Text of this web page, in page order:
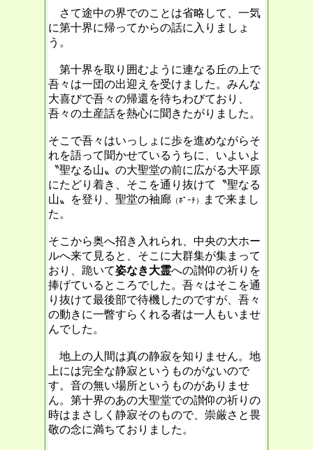
さて途中の界でのことは省略して、一気
に第十界に帰ってからの話に入りましょ
う。
第十界を取り囲むように連なる丘の上で
吾々は一団の出迎えを受けました。みんな
大喜びで吾々の帰還を待ちわびており、
吾々の土産話を熱心に聞きたがりました。
そこで吾々はいっしょに歩を進めながらそ
れを語って聞かせているうちに、いよいよ
〝聖なる山〟の大聖堂の前に広がる大平原
にたどり着き、そこを通り抜けて〝聖なる
山〟を登り、聖堂の袖廊 （ﾎﾟｰﾁ）
まで来まし
た。
そこから奥へ招き入れられ、中央の大ホー
ルへ来て見ると、そこに大群集が集まって
おり、跪いて姿なき大霊への讃仰の祈りを
捧げているところでした。吾々はそこを通
り抜けて最後部で待機したのですが、吾々
の動きに一瞥すらくれる者は一人もいませ
んでした。
地上の人間は真の静寂を知りません。地
上には完全な静寂というものがないので
す。音の無い場所というものがありませ
ん。第十界のあの大聖堂での讃仰の祈りの
時はまさしく静寂そのもので、崇厳さと畏
敬の念に満ちておりました。